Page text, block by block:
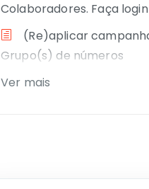
Colaboradores. Faça login
(Re)aplicar
Grupo(s) de números
Ver mais